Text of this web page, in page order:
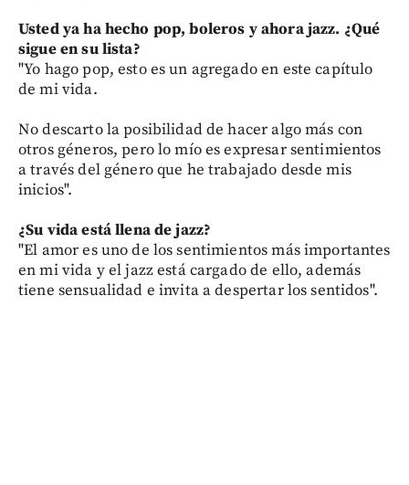
Usted ya ha hecho pop, boleros y ahora jazz. ¿Qué
sigue en su lista?
"Yo hago pop, esto es un agregado en este capítulo
de mi vida.
No descarto la posibilidad de hacer algo más con
otros géneros, pero lo mío es expresar sentimientos
a través del género que he trabajado desde mis
inicios".
¿Su vida está llena de jazz?
"El amor es uno de los sentimientos más importantes
en mi vida y el jazz está cargado de ello, además
tiene sensualidad e invita a despertar los sentidos".